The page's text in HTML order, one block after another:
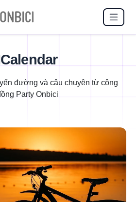
đường và câu chuyện từ cộng
Party Onbici